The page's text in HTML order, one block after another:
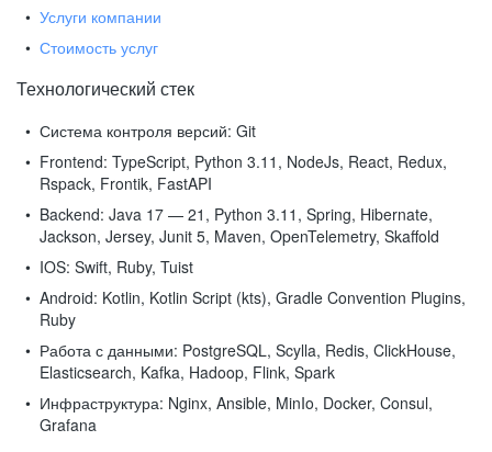
Услуги компании
Стоимость услуг
Технологический стек
Система контроля версий: Git
Frontend: TypeScript, Python 3.11, NodeJs, React, Redux,
Rspack, Frontik, FastAPI
Backend: Java 17 — 21, Python 3.11, Spring, Hibernate,
Jackson, Jersey, Junit 5, Maven, OpenTelemetry, Skaffold
IOS: Swift, Ruby, Tuist
Android: Kotlin, Kotlin Script (kts), Gradle Convention Plugins,
Ruby
Работа с данными: PostgreSQL, Scylla, Redis, ClickHouse,
Elasticsearch, Kafka, Hadoop, Flink, Spark
Инфраструктура: Nginx, Ansible, MinIo, Docker, Consul,
Grafana